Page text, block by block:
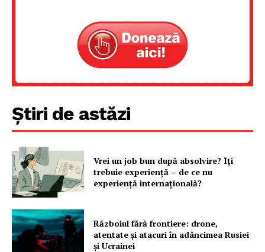
Știri de astăzi
Vrei un job bun după absolvire? Îți
trebuie experiență – de ce nu
experiență internațională?
Războiul fără frontiere: drone,
atentate și atacuri în adâncimea Rusiei
și Ucrainei